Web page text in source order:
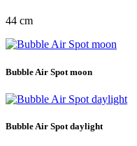
44 cm
Bubble Air Spot moon
Bubble Air Spot daylight